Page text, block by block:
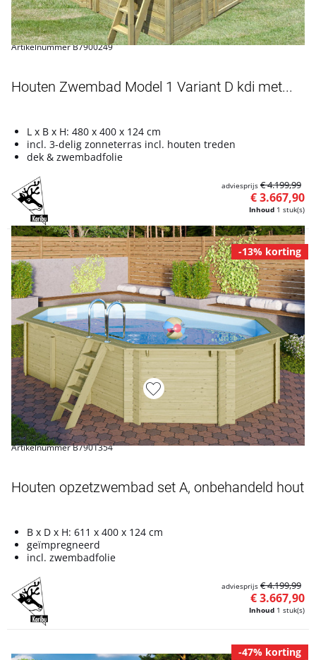
Artikelnummer B7900249
Houten Zwembad Model 1 Variant D kdi met...
L x B x H: 480 x 400 x 124 cm
incl. 3-delig zonneterras incl. houten treden
dek & zwembadfolie
Inhoud 1 stuk(s)
€ 3.667,90
adviesprijs € 4.199,99
-13% korting
Artikelnummer B7901354
Houten opzetzwembad set A, onbehandeld hout
B x D x H: 611 x 400 x 124 cm
geïmpregneerd
incl. zwembadfolie
Inhoud 1 stuk(s)
€ 3.667,90
adviesprijs € 4.199,99
-47% korting